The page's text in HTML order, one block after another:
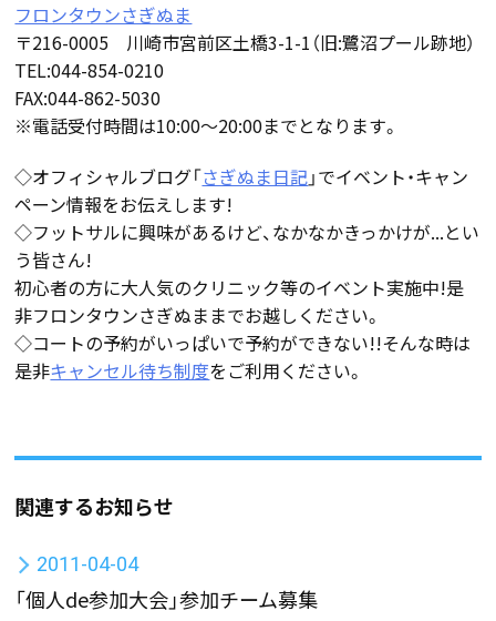
フロンタウンさぎぬま
〒216-0005 川崎市宮前区土橋3-1-1（旧:鷺沼プール跡地）
TEL:044-854-0210
FAX:044-862-5030
※電話受付時間は10:00〜20:00までとなります。
◇オフィシャルブログ「さぎぬま日記」でイベント・キャン
ペーン情報をお伝えします!
◇フットサルに興味があるけど、なかなかきっかけが...とい
う皆さん!
初心者の方に大人気のクリニック等のイベント実施中!是
非フロンタウンさぎぬままでお越しください。
◇コートの予約がいっぱいで予約ができない!!そんな時は
是非キャンセル待ち制度をご利用ください。
関連するお知らせ
2011-04-04
「個人de参加大会」参加チーム募集